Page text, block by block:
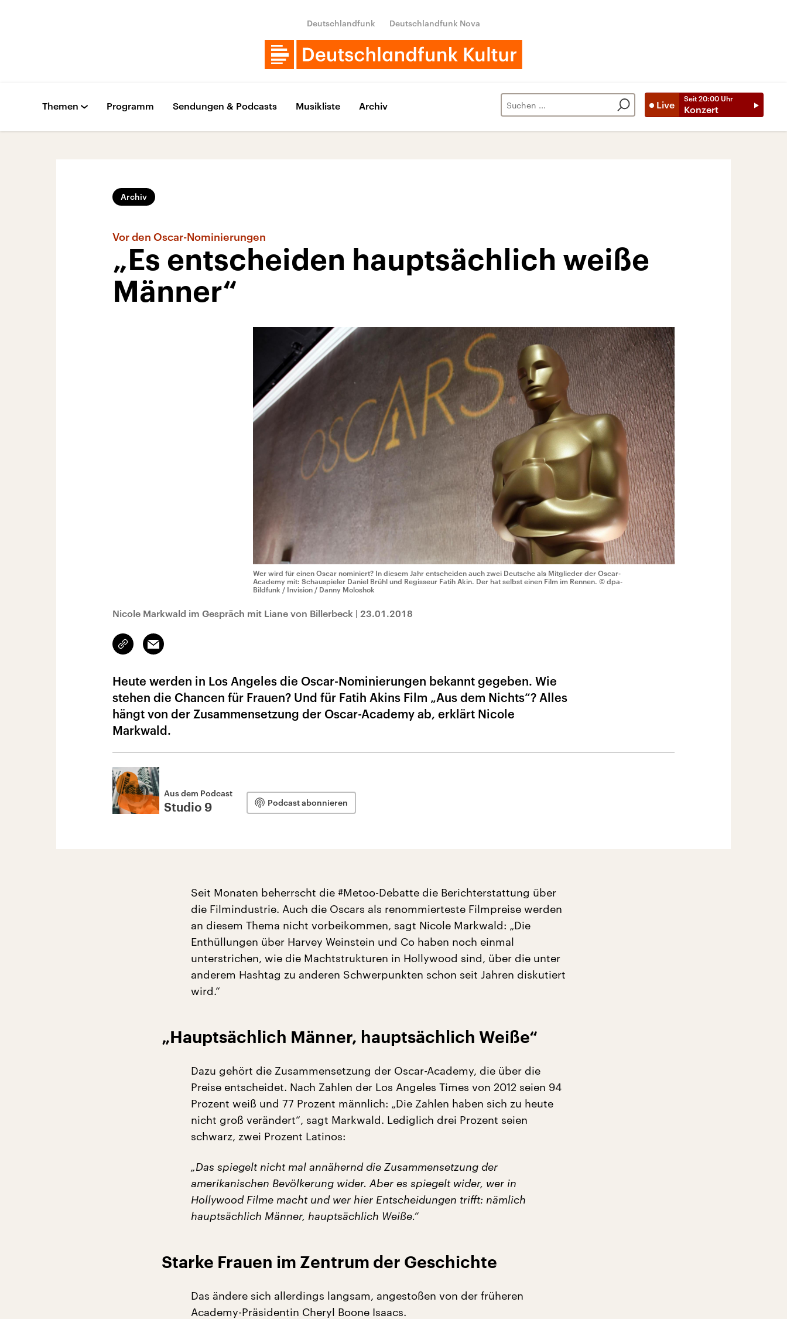
Deutschlandfunk Deutschlandfunk Nova
Live
Seit 20:00 Uhr
Konzert
Themen Programm Sendungen & Podcasts Musikliste Archiv
Archiv
Vor den Oscar-Nominierungen
„Es entscheiden hauptsächlich weiße
Männer“
Wer wird für einen Oscar nominiert? In diesem Jahr entscheiden auch zwei Deutsche als Mitglieder der Oscar-
Academy mit: Schauspieler Daniel Brühl und Regisseur Fatih Akin. Der hat selbst einen Film im Rennen. © dpa-
Bildfunk / Invision / Danny Moloshok
Nicole Markwald im Gespräch mit Liane von Billerbeck | 23.01.2018
Link
kopieren/teilen
Email
Heute werden in Los Angeles die Oscar-Nominierungen bekannt gegeben. Wie
stehen die Chancen für Frauen? Und für Fatih Akins Film „Aus dem Nichts“? Alles
hängt von der Zusammensetzung der Oscar-Academy ab, erklärt Nicole
Markwald.
Aus dem Podcast
Studio 9 Podcast abonnieren
Seit Monaten beherrscht die #Metoo-Debatte die Berichterstattung über
die Filmindustrie. Auch die Oscars als renommierteste Filmpreise werden
an diesem Thema nicht vorbeikommen, sagt Nicole Markwald: „Die
Enthüllungen über Harvey Weinstein und Co haben noch einmal
unterstrichen, wie die Machtstrukturen in Hollywood sind, über die unter
anderem Hashtag zu anderen Schwerpunkten schon seit Jahren diskutiert
wird.“
„Hauptsächlich Männer, hauptsächlich Weiße“
Dazu gehört die Zusammensetzung der Oscar-Academy, die über die
Preise entscheidet. Nach Zahlen der Los Angeles Times von 2012 seien 94
Prozent weiß und 77 Prozent männlich: „Die Zahlen haben sich zu heute
nicht groß verändert“, sagt Markwald. Lediglich drei Prozent seien
schwarz, zwei Prozent Latinos:
„Das spiegelt nicht mal annähernd die Zusammensetzung der
amerikanischen Bevölkerung wider. Aber es spiegelt wider, wer in
Hollywood Filme macht und wer hier Entscheidungen trifft: nämlich
hauptsächlich Männer, hauptsächlich Weiße.“
Starke Frauen im Zentrum der Geschichte
Das ändere sich allerdings langsam, angestoßen von der früheren
Academy-Präsidentin Cheryl Boone Isaacs.